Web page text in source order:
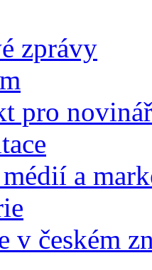
zprávy
pro
a
v českém